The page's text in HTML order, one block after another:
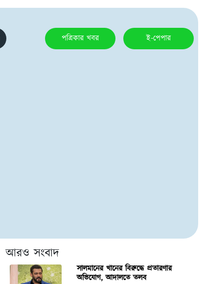
পত্রিকার খবর ই-পেপার
আরও সংবাদ
সালমানের খানের বিরুদ্ধে প্রতারণার
অভিযোগ, আদালতে তলব